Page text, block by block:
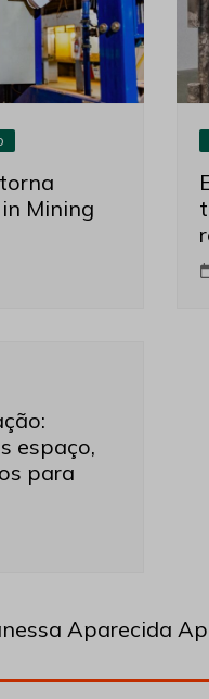
Mining
espaço,
para
Aparecida